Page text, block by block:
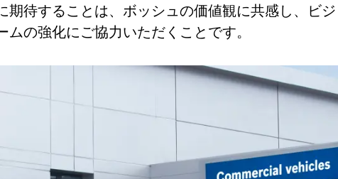
待することは、ボッシュの価値観に共感し、ビ
の強化にご協力いただくことです。